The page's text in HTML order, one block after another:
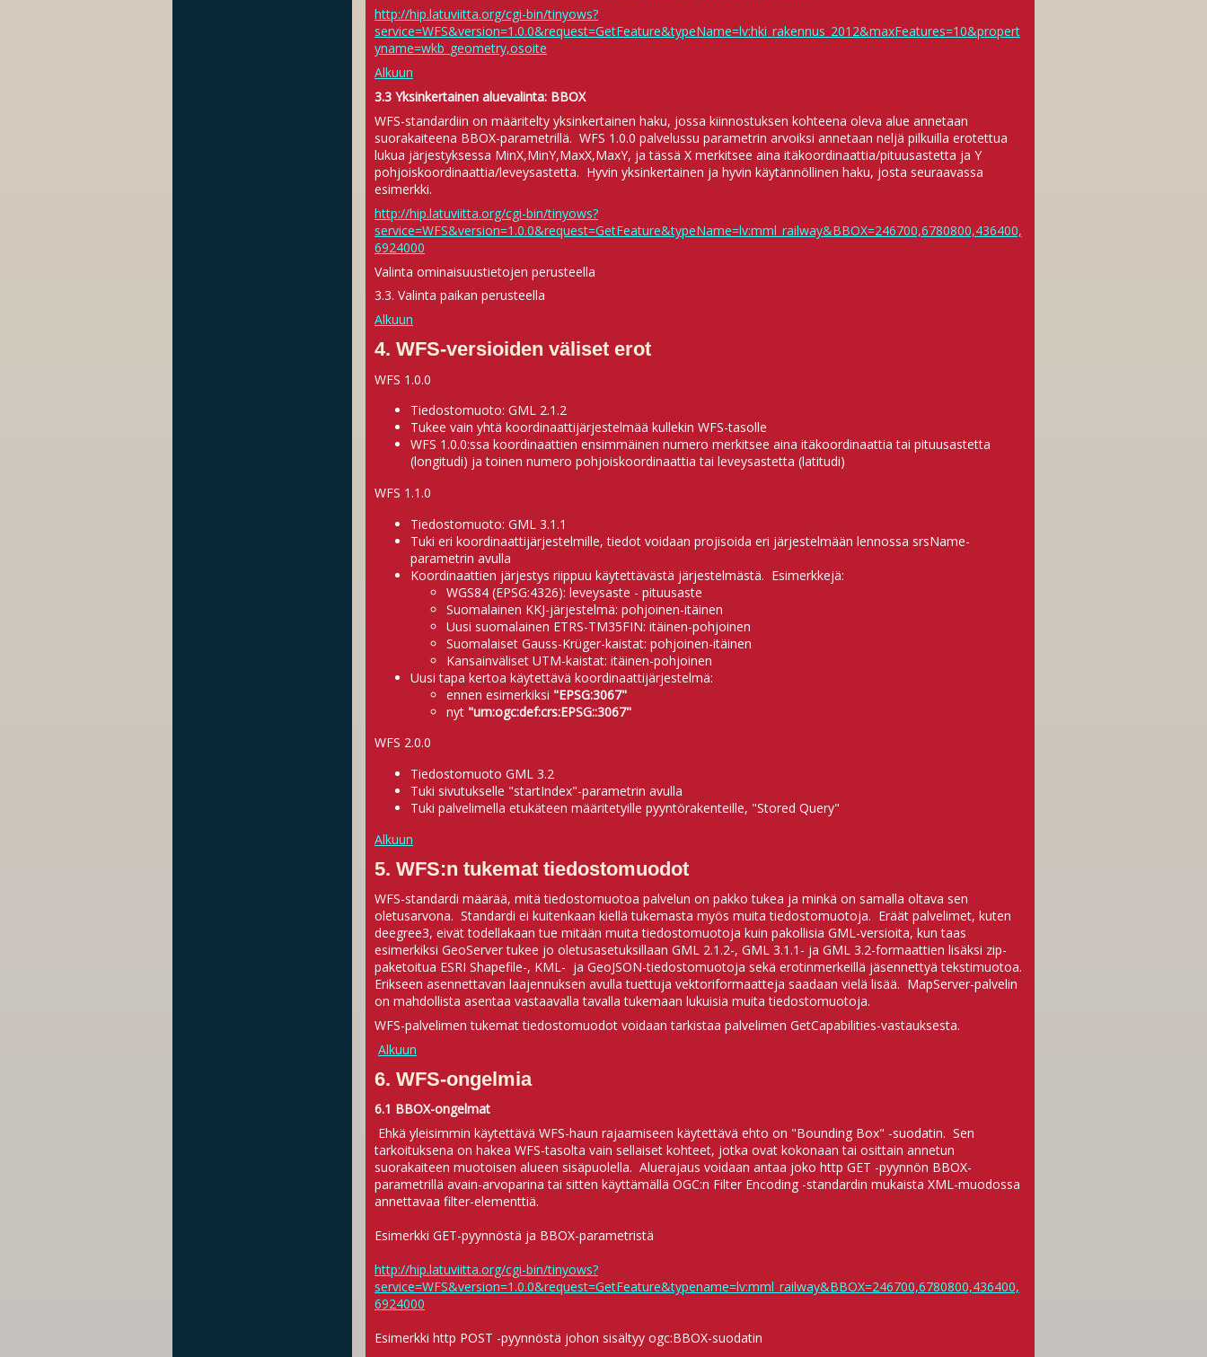
http://hip.latuviitta.org/cgi-bin/tinyows?
service=WFS&version=1.0.0&request=GetFeature&typeName=lv:hki_rakennus_2012&maxFeatures=10&propert
yname=wkb_geometry,osoite
Alkuun
3.3 Yksinkertainen aluevalinta: BBOX
WFS-standardiin on määritelty yksinkertainen haku, jossa kiinnostuksen kohteena oleva alue annetaan
suorakaiteena BBOX-parametrillä. WFS 1.0.0 palvelussu parametrin arvoiksi annetaan neljä pilkuilla erotettua
lukua järjestyksessa MinX,MinY,MaxX,MaxY, ja tässä X merkitsee aina itäkoordinaattia/pituusastetta ja Y
pohjoiskoordinaattia/leveysastetta. Hyvin yksinkertainen ja hyvin käytännöllinen haku, josta seuraavassa
esimerkki.
http://hip.latuviitta.org/cgi-bin/tinyows?
service=WFS&version=1.0.0&request=GetFeature&typeName=lv:mml_railway&BBOX=246700,6780800,436400,
6924000
Valinta ominaisuustietojen perusteella
3.3. Valinta paikan perusteella
Alkuun
4. WFS-versioiden väliset erot
WFS 1.0.0
Tiedostomuoto: GML 2.1.2
Tukee vain yhtä koordinaattijärjestelmää kullekin WFS-tasolle
WFS 1.0.0:ssa koordinaattien ensimmäinen numero merkitsee aina itäkoordinaattia tai pituusastetta
(longitudi) ja toinen numero pohjoiskoordinaattia tai leveysastetta (latitudi)
WFS 1.1.0
Tiedostomuoto: GML 3.1.1
Tuki eri koordinaattijärjestelmille, tiedot voidaan projisoida eri järjestelmään lennossa srsName-
parametrin avulla
Koordinaattien järjestys riippuu käytettävästä järjestelmästä. Esimerkkejä:
WGS84 (EPSG:4326): leveysaste - pituusaste
Suomalainen KKJ-järjestelmä: pohjoinen-itäinen
Uusi suomalainen ETRS-TM35FIN: itäinen-pohjoinen
Suomalaiset Gauss-Krüger-kaistat: pohjoinen-itäinen
Kansainväliset UTM-kaistat: itäinen-pohjoinen
Uusi tapa kertoa käytettävä koordinaattijärjestelmä:
ennen esimerkiksi "EPSG:3067"
nyt "urn:ogc:def:crs:EPSG::3067"
WFS 2.0.0
Tiedostomuoto GML 3.2
Tuki sivutukselle "startIndex"-parametrin avulla
Tuki palvelimella etukäteen määritetyille pyyntörakenteille, "Stored Query"
Alkuun
5. WFS:n tukemat tiedostomuodot
WFS-standardi määrää, mitä tiedostomuotoa palvelun on pakko tukea ja minkä on samalla oltava sen
oletusarvona. Standardi ei kuitenkaan kiellä tukemasta myös muita tiedostomuotoja. Eräät palvelimet, kuten
deegree3, eivät todellakaan tue mitään muita tiedostomuotoja kuin pakollisia GML-versioita, kun taas
esimerkiksi GeoServer tukee jo oletusasetuksillaan GML 2.1.2-, GML 3.1.1- ja GML 3.2-formaattien lisäksi zip-
paketoitua ESRI Shapefile-, KML- ja GeoJSON-tiedostomuotoja sekä erotinmerkeillä jäsennettyä tekstimuotoa.
Erikseen asennettavan laajennuksen avulla tuettuja vektoriformaatteja saadaan vielä lisää. MapServer-palvelin
on mahdollista asentaa vastaavalla tavalla tukemaan lukuisia muita tiedostomuotoja.
WFS-palvelimen tukemat tiedostomuodot voidaan tarkistaa palvelimen GetCapabilities-vastauksesta.
Alkuun
6. WFS-ongelmia
6.1 BBOX-ongelmat
Ehkä yleisimmin käytettävä WFS-haun rajaamiseen käytettävä ehto on "Bounding Box" -suodatin. Sen
tarkoituksena on hakea WFS-tasolta vain sellaiset kohteet, jotka ovat kokonaan tai osittain annetun
suorakaiteen muotoisen alueen sisäpuolella. Aluerajaus voidaan antaa joko http GET -pyynnön BBOX-
parametrillä avain-arvoparina tai sitten käyttämällä OGC:n Filter Encoding -standardin mukaista XML-muodossa
annettavaa filter-elementtiä.
Esimerkki GET-pyynnöstä ja BBOX-parametristä
http://hip.latuviitta.org/cgi-bin/tinyows?
service=WFS&version=1.0.0&request=GetFeature&typename=lv:mml_railway&BBOX=246700,6780800,436400,
6924000
Esimerkki http POST -pyynnöstä johon sisältyy ogc:BBOX-suodatin